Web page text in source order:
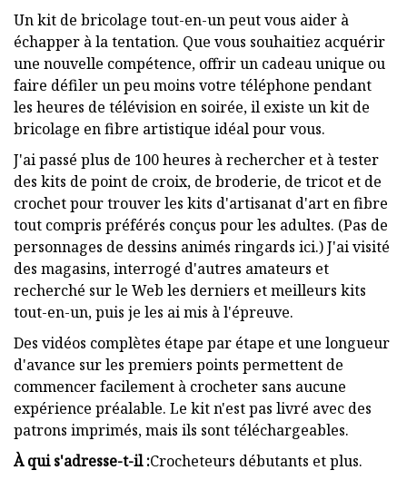
Un kit de bricolage tout-en-un peut vous aider à
échapper à la tentation. Que vous souhaitiez acquérir
une nouvelle compétence, offrir un cadeau unique ou
faire défiler un peu moins votre téléphone pendant
les heures de télévision en soirée, il existe un kit de
bricolage en fibre artistique idéal pour vous.
J'ai passé plus de 100 heures à rechercher et à tester
des kits de point de croix, de broderie, de tricot et de
crochet pour trouver les kits d'artisanat d'art en fibre
tout compris préférés conçus pour les adultes. (Pas de
personnages de dessins animés ringards ici.) J'ai visité
des magasins, interrogé d'autres amateurs et
recherché sur le Web les derniers et meilleurs kits
tout-en-un, puis je les ai mis à l'épreuve.
Des vidéos complètes étape par étape et une longueur
d'avance sur les premiers points permettent de
commencer facilement à crocheter sans aucune
expérience préalable. Le kit n'est pas livré avec des
patrons imprimés, mais ils sont téléchargeables.
À qui s'adresse-t-il :Crocheteurs débutants et plus.